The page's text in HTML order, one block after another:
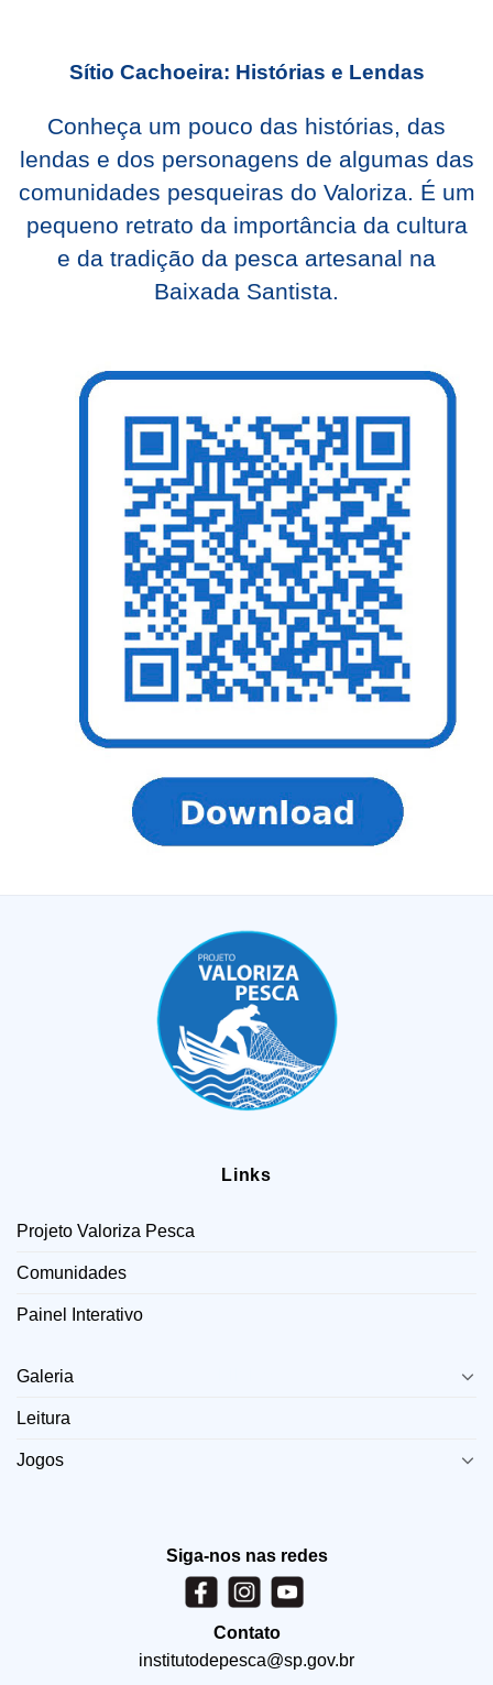
Sítio Cachoeira: Histórias e Lendas
Conheça um pouco das histórias, das
lendas e dos personagens de algumas das
comunidades pesqueiras do Valoriza. É um
pequeno retrato da importância da cultura
e da tradição da pesca artesanal na
Baixada Santista.
Links
Projeto Valoriza Pesca
Comunidades
Painel Interativo
Galeria
Leitura
Jogos
Siga-nos nas redes
Contato
institutodepesca@sp.gov.br